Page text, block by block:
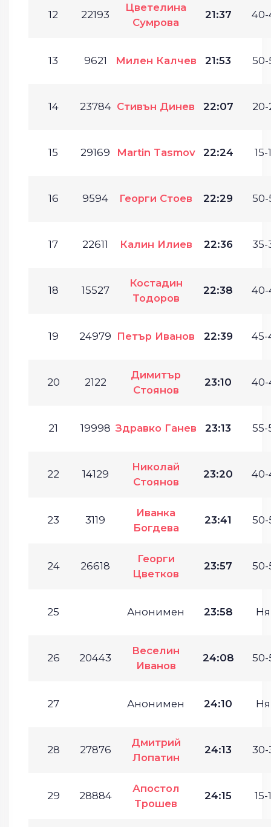
12 22193
Цветелина
Сумрова
21:37 40-
13 9621 Милен Калчев 21:53 50-
14 23784 Стивън Динев 22:07 20-
15 29169 Martin Tasmov 22:24 15-
16 9594 Георги Стоев 22:29 50-
17 22611 Калин Илиев 22:36 35-
18 15527
Костадин
Тодоров
22:38 40-
19 24979 Петър Иванов 22:39 45-
20 2122
Димитър
Стоянов
23:10 40-
21 19998 Здравко Ганев 23:13 55-
22 14129
Николай
Стоянов
23:20 40-
23 3119
Иванка
Богдева
23:41 50-
24 26618
Георги
Цветков
23:57 50-
25 Анонимен 23:58
26 20443
Веселин
Иванов
24:08 50-
27 Анонимен 24:10
28 27876
Дмитрий
Лопатин
24:13 30-
29 28884
Апостол
Трошев
24:15 15-